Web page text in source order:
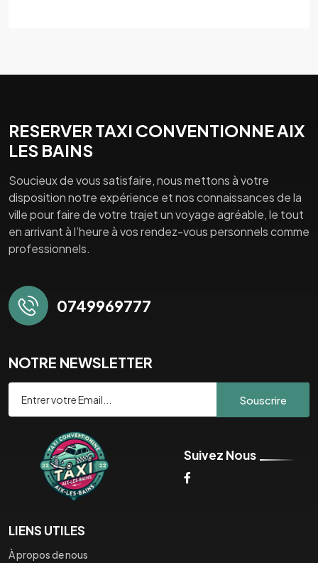
RESERVER TAXI CONVENTIONNE AIX
LES BAINS
Soucieux de vous satisfaire, nous mettons à votre
disposition notre expérience et nos connaissances de la
ville pour faire de votre trajet un voyage agréable, le tout
en arrivant à l’heure à vos rendez-vous personnels comme
professionnels.
0749969777
NOTRE NEWSLETTER
Souscrire
Suivez Nous
LIENS UTILES
À propos de nous